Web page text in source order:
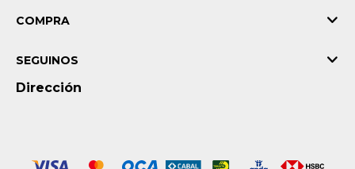
COMPRA
Dirección
SEGUINOS